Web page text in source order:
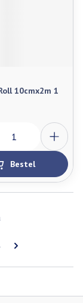
10cmx2m 1
Bestel
pagina